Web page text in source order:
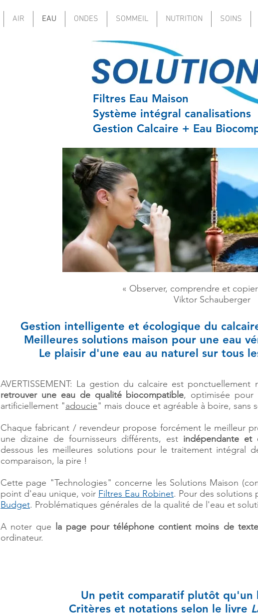
AIR EAU ONDES SOMMEIL NUTRITION SOINS
Filtres Eau Maison
Système intégral canalisations
Gestion Calcaire + Eau
« Observer, comprendre et
Viktor Schauberger
Gestion intelligente et écologique du
Meilleures solutions maison pour une eau
Le plaisir d'une eau au naturel sur tous
AVERTISSEMENT: La gestion du calcaire est ponctuellement
retrouver une eau de qualité biocompatible, optimisée pour
artificiellement "adoucie" mais douce et agréable à boire, sans
Chaque fabricant / revendeur propose forcément le meilleur
une dizaine de fournisseurs différents, est indépendante et
dessous les meilleures solutions pour le traitement intégral
comparaison, la pire !
Cette page "Technologies" concerne les Solutions Maison
point d'eau unique, voir Filtres Eau Robinet. Pour des solutions
Budget. Problématiques générales de la qualité de l'eau et
A noter que
la page pour téléphone contient moins de
ordinateur.
Un petit comparatif plutôt qu'un
Critères et notations selon le livre